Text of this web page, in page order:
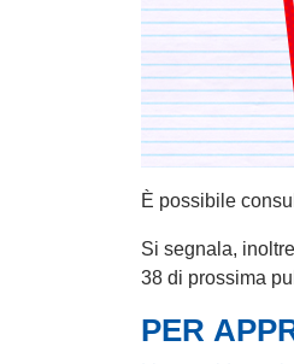
È possibile
Si segnala,
38 di prossima
PER